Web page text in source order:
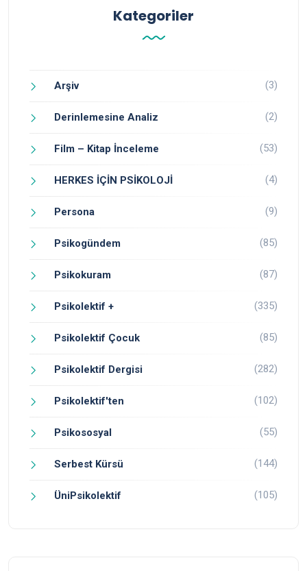
Kategoriler
Arşiv (3)
Derinlemesine Analiz (2)
Film – Kitap İnceleme (53)
HERKES İÇİN PSİKOLOJİ (4)
Persona (9)
Psikogündem (85)
Psikokuram (87)
Psikolektif + (335)
Psikolektif Çocuk (85)
Psikolektif Dergisi (282)
Psikolektif'ten (102)
Psikososyal (55)
Serbest Kürsü (144)
ÜniPsikolektif (105)